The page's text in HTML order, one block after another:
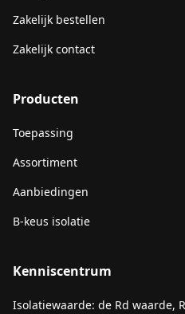
Zakelijk bestellen
Zakelijk contact
Producten
Toepassing
Assortiment
Aanbiedingen
B-keus isolatie
Kenniscentrum
Isolatiewaarde: de Rd waarde,